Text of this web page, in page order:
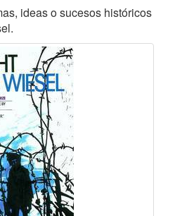
ideas o sucesos históricos